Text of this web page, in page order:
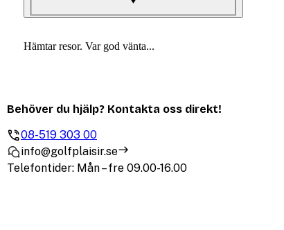
Hämtar resor. Var god vänta...
Behöver du hjälp? Kontakta oss direkt!
08-519 303 00
info@golfplaisir.se
Telefontider: Mån – fre 09.00-16.00